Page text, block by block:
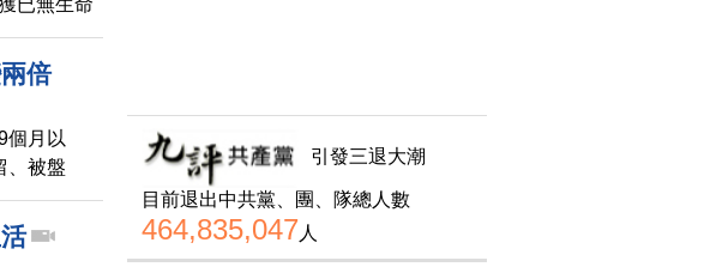
已無生命
前往新北
倍
個月以
、被盤
，從2024
引發三退大潮
目前退出中共黨、團、隊總人數
464,835,047人